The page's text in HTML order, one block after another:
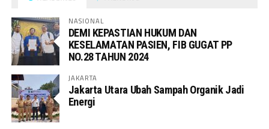
NASIONAL
DEMI KEPASTIAN HUKUM DAN
KESELAMATAN PASIEN, FIB GUGAT PP
NO.28 TAHUN 2024
JAKARTA
Jakarta Utara Ubah Sampah Organik Jadi
Energi